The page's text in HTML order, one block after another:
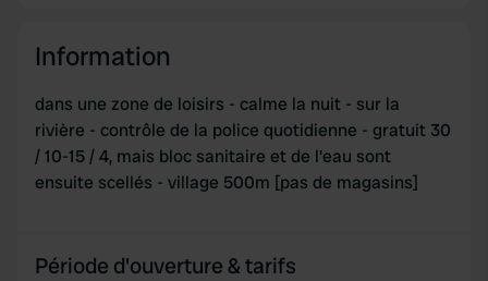
Information
dans une zone de loisirs - calme la nuit - sur la
rivière - contrôle de la police quotidienne - gratuit 30
/ 10-15 / 4, mais bloc sanitaire et de l'eau sont
ensuite scellés - village 500m [pas de magasins]
Période d'ouverture & tarifs